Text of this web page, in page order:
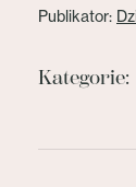
Publikator:
Kategorie: